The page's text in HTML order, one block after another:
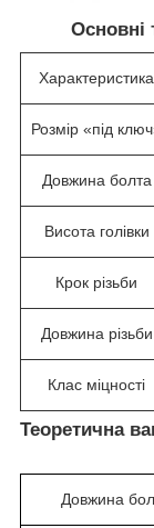
Основні
Характеристика
Розмір «під
Довжина болта
Висота голівки
Крок різьби
Довжина різьби
Клас міцності
Теоретична
Довжина